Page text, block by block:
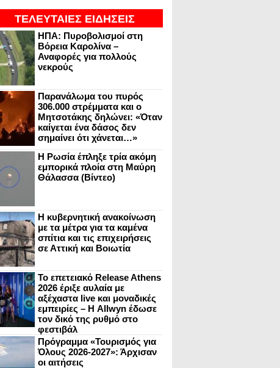
ΤΕΛΕΥΤΑΙΕΣ ΕΙΔΗΣΕΙΣ
ΗΠΑ: Πυροβολισμοί στη
Βόρεια Καρολίνα –
Αναφορές για πολλούς
νεκρούς
Παρανάλωμα του πυρός
306.000 στρέμματα και ο
Μητσοτάκης δηλώνει: «Όταν
καίγεται ένα δάσος δεν
σημαίνει ότι χάνεται…»
Η Ρωσία έπληξε τρία ακόμη
εμπορικά πλοία στη Μαύρη
Θάλασσα (Βίντεο)
Η κυβερνητική ανακοίνωση
με τα μέτρα για τα καμένα
σπίτια και τις επιχειρήσεις
σε Αττική και Βοιωτία
Το επετειακό Release Athens
2026 έριξε αυλαία με
αξέχαστα live και μοναδικές
εμπειρίες – Η Allwyn έδωσε
τον δικό της ρυθμό στο
φεστιβάλ
Πρόγραμμα «Τουρισμός για
Όλους 2026-2027»: Άρχισαν
οι αιτήσεις